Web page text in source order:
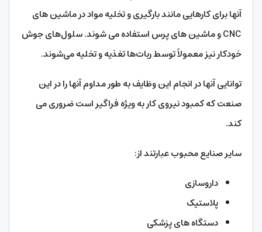
آنها برای کارهایی مانند بارگیری و تخلیه مواد در ماشین های
CNC و ماشین های پرس استفاده می شوند. سلول‌های جوش
خودکار نیز معمولاً توسط ربات‌ها تغذیه و تخلیه می‌شوند.
توانایی آنها در انجام این وظایف به طور مداوم آنها را در این
صنعت که کمبود نیروی کار به ویژه فراگیر است ضروری می
کند.
سایر صنایع محبوب عبارتند از:
داروسازی
پلاستیک
دستگاه های پزشکی